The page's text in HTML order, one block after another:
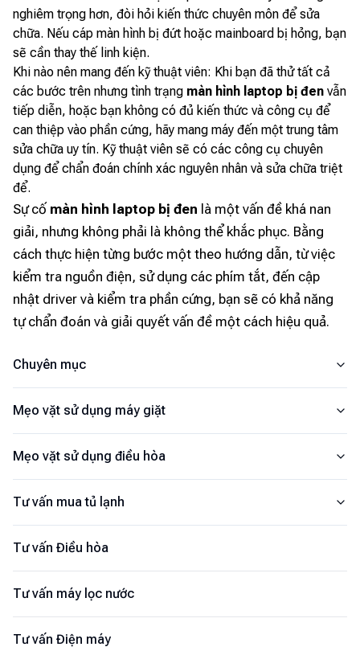
Chuyên mục
Mẹo vặt sử dụng máy giặt
Mẹo vặt sử dụng điều hòa
Tư vấn mua tủ lạnh
Tư vấn Điều hòa
Tư vấn máy lọc nước
Tư vấn Điện máy
nghiêm trọng hơn, đòi hỏi kiến thức chuyên môn để sửa
chữa. Nếu cáp màn hình bị đứt hoặc mainboard bị hỏng, bạn
sẽ cần thay thế linh kiện.
Khi nào nên mang đến kỹ thuật viên: Khi bạn đã thử tất cả
các bước trên nhưng tình trạng màn hình laptop bị đen vẫn
tiếp diễn, hoặc bạn không có đủ kiến thức và công cụ để
can thiệp vào phần cứng, hãy mang máy đến một trung tâm
sửa chữa uy tín. Kỹ thuật viên sẽ có các công cụ chuyên
dụng để chẩn đoán chính xác nguyên nhân và sửa chữa triệt
để.
Sự cố màn hình laptop bị đen là một vấn đề khá nan
giải, nhưng không phải là không thể khắc phục. Bằng
cách thực hiện từng bước một theo hướng dẫn, từ việc
kiểm tra nguồn điện, sử dụng các phím tắt, đến cập
nhật driver và kiểm tra phần cứng, bạn sẽ có khả năng
tự chẩn đoán và giải quyết vấn đề một cách hiệu quả.